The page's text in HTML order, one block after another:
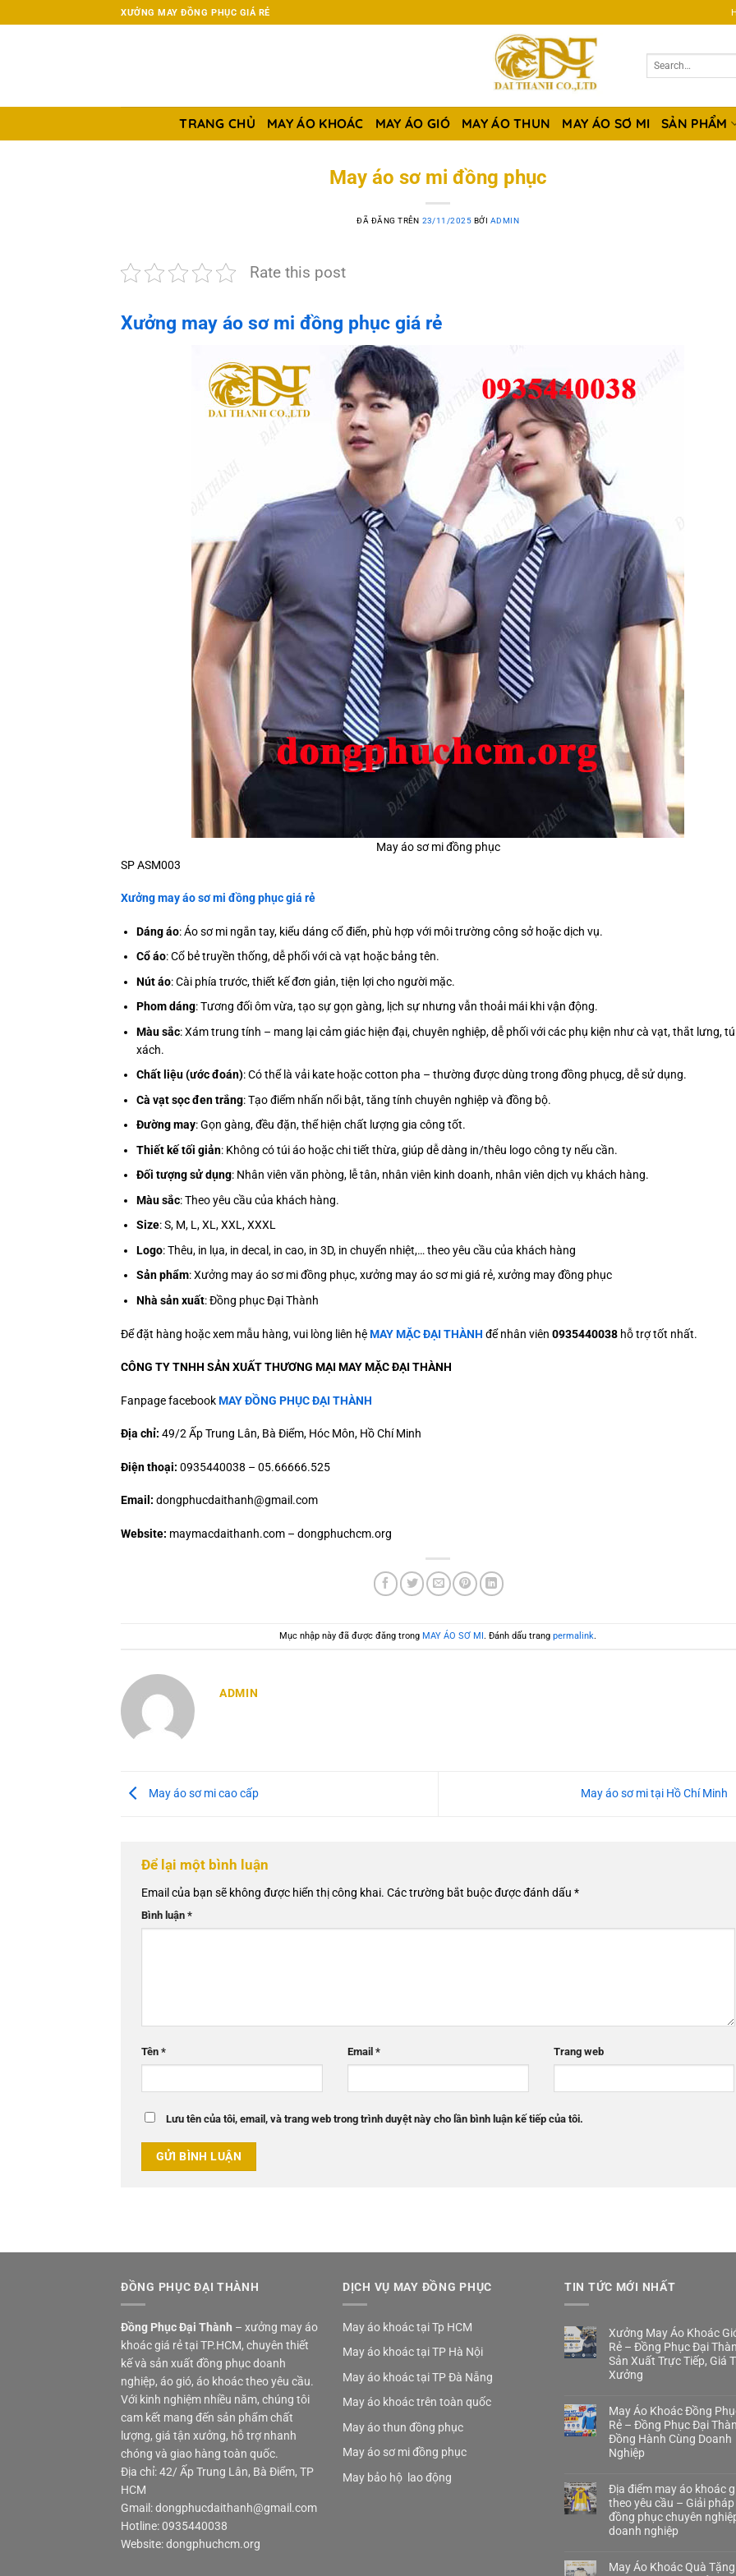
đến
XƯỞNG MAY ĐỒNG PHỤC GIÁ RẺ
TRANG CHỦ MAY ÁO KHOÁC MAY ÁO GIÓ MAY ÁO THUN MAY ÁO SƠ MI SẢN PHẨM
May áo sơ mi đồng phục
ĐÃ ĐĂNG TRÊN 23/11/2025 BỞI ADMIN
Rate this post
Xưởng may áo sơ mi đồng phục giá rẻ
May áo sơ mi đồng phục
SP ASM003
Xưởng may áo sơ mi đồng phục giá rẻ
Dáng áo: Áo sơ mi ngắn tay, kiểu dáng cổ điển, phù hợp với môi trường công sở hoặc dịch vụ.
Cổ áo: Cổ bẻ truyền thống, dễ phối với cà vạt hoặc bảng tên.
Nút áo: Cài phía trước, thiết kế đơn giản, tiện lợi cho người mặc.
Phom dáng: Tương đối ôm vừa, tạo sự gọn gàng, lịch sự nhưng vẫn thoải mái khi vận động.
Màu sắc: Xám trung tính – mang lại cảm giác hiện đại, chuyên nghiệp, dễ phối với các phụ kiện như cà vạt, thắt lưng,
xách.
Chất liệu (ước đoán): Có thể là vải kate hoặc cotton pha – thường được dùng trong đồng phụcg, dễ sử dụng.
Cà vạt sọc đen trắng: Tạo điểm nhấn nổi bật, tăng tính chuyên nghiệp và đồng bộ.
Đường may: Gọn gàng, đều đặn, thể hiện chất lượng gia công tốt.
Thiết kế tối giản: Không có túi áo hoặc chi tiết thừa, giúp dễ dàng in/thêu logo công ty nếu cần.
Đối tượng sử dụng: Nhân viên văn phòng, lễ tân, nhân viên kinh doanh, nhân viên dịch vụ khách hàng.
Màu sắc: Theo yêu cầu của khách hàng.
Size: S, M, L, XL, XXL, XXXL
Logo: Thêu, in lụa, in decal, in cao, in 3D, in chuyển nhiệt,… theo yêu cầu của khách hàng
Sản phẩm: Xưởng may áo sơ mi đồng phục, xưởng may áo sơ mi giá rẻ, xưởng may đồng phục
Nhà sản xuất: Đồng phục Đại Thành
Để đặt hàng hoặc xem mẫu hàng, vui lòng liên hệMAY MẶC ĐẠI THÀNH để nhân viên 0935440038 hỗ trợ tốt nhất.
CÔNG TY TNHH SẢN XUẤT THƯƠNG MẠI MAY MẶC ĐẠI THÀNH
Fanpage facebookMAY ĐỒNG PHỤC ĐẠI THÀNH
Địa chỉ: 49/2 Ấp Trung Lân, Bà Điểm, Hóc Môn, Hồ Chí Minh
Điện thoại: 0935440038 – 05.66666.525
Email: dongphucdaithanh@gmail.com
Website: maymacdaithanh.com – dongphuchcm.org
Mục nhập này đã được đăng trong MAY ÁO SƠ MI. Đánh dấu trangpermalink.
ADMIN
May áo sơ mi cao cấp May áo sơ mi tại Hồ Chí Minh
Để lại một bình luận
Email của bạn sẽ không được hiển thị công khai. Các trường bắt buộc được đánh dấu *
Bình luận *
Tên * Email * Trang web
Lưu tên của tôi, email, và trang web trong trình duyệt này cho lần bình luận kế tiếp của tôi.
ĐỒNG PHỤC ĐẠI THÀNH
Đồng Phục Đại Thành – xưởng may áo
khoác giá rẻ tại TP.HCM, chuyên thiết
kế và sản xuất đồng phục doanh
nghiệp, áo gió, áo khoác theo yêu cầu.
Với kinh nghiệm nhiều năm, chúng tôi
cam kết mang đến sản phẩm chất
lượng, giá tận xưởng, hỗ trợ nhanh
chóng và giao hàng toàn quốc.
Địa chỉ: 42/ Ấp Trung Lân, Bà Điểm, TP
HCM
Gmail: dongphucdaithanh@gmail.com
Hotline: 0935440038
Website: dongphuchcm.org
DỊCH VỤ MAY ĐỒNG PHỤC
May áo khoác tại Tp HCM
May áo khoác tại TP Hà Nội
May áo khoác tại TP Đà Nẵng
May áo khoác trên toàn quốc
May áo thun đồng phục
May áo sơ mi đồng phục
May bảo hộ lao động
TIN TỨC MỚI NHẤT
Xưởng May Áo Khoác
Rẻ – Đồng Phục Đại
Sản Xuất Trực Tiếp, Giá
Xưởng
May Áo Khoác Đồng
Rẻ – Đồng Phục Đại
Đồng Hành Cùng Doanh
Nghiệp
Địa điểm may áo khoác
theo yêu cầu – Giải pháp
đồng phục chuyên
doanh nghiệp
May Áo Khoác Quà Tặng